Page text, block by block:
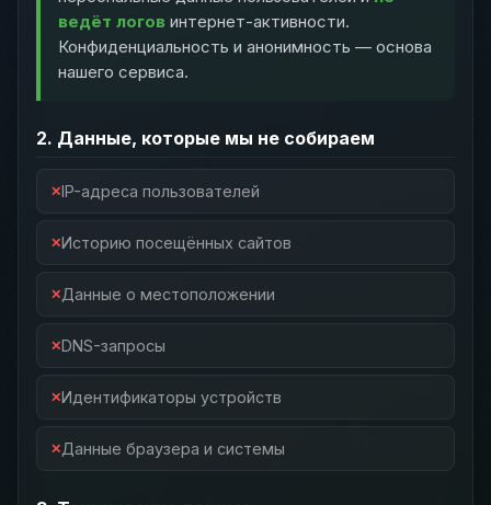
ведёт логов интернет-активности.
Конфиденциальность и анонимность — основа
нашего сервиса.
2. Данные, которые мы не собираем
IP-адреса пользователей
Историю посещённых сайтов
Данные о местоположении
DNS-запросы
Идентификаторы устройств
Данные браузера и системы